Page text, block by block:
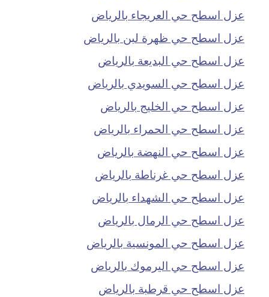
عزل اسطح حي العريجاء بالرياض
عزل اسطح حي ظهرة لبن بالرياض
عزل اسطح حي البديعة بالرياض
عزل اسطح حي السويدي بالرياض
عزل اسطح حي الخليج بالرياض
عزل اسطح حي الحمراء بالرياض
عزل اسطح حي النهضة بالرياض
عزل اسطح حي غرناطة بالرياض
عزل اسطح حي الشهداء بالرياض
عزل اسطح حي الرمال بالرياض
عزل اسطح حي المونسية بالرياض
عزل اسطح حي اليرموك بالرياض
عزل اسطح حي قرطبة بالرياض